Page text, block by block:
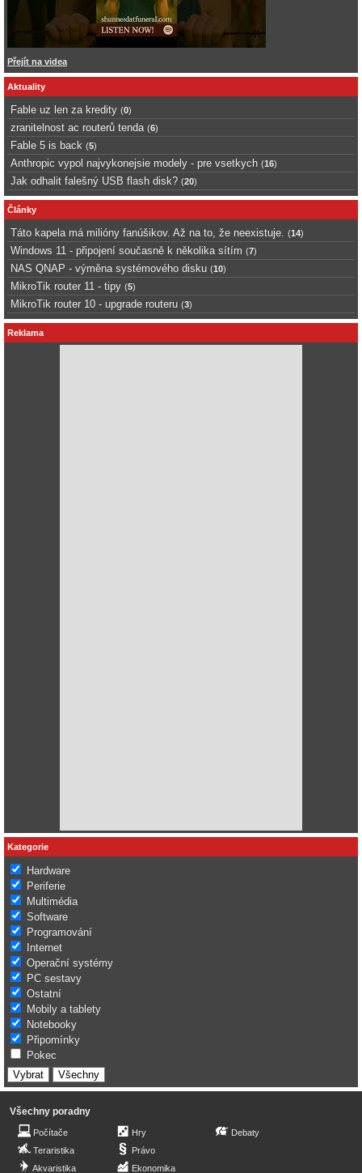
Přejít na videa
Aktuality
Fable uz len za kredity (0)
zranitelnost ac routerů tenda (6)
Fable 5 is back (5)
Anthropic vypol najvykonejsie modely - pre vsetkych (16)
Jak odhalit falešný USB flash disk? (20)
Články
Táto kapela má milióny fanúšikov. Až na to, že neexistuje. (14)
Windows 11 - připojení současně k několika sítím (7)
NAS QNAP - výměna systémového disku (10)
MikroTik router 11 - tipy (5)
MikroTik router 10 - upgrade routeru (3)
Reklama
Kategorie
Hardware
Periferie
Multimédia
Software
Programování
Internet
Operační systémy
PC sestavy
Ostatní
Mobily a tablety
Notebooky
Připomínky
Pokec
Všechny poradny
Počítače
Teraristika
Akvaristika
Hry
Právo
Ekonomika
Debaty